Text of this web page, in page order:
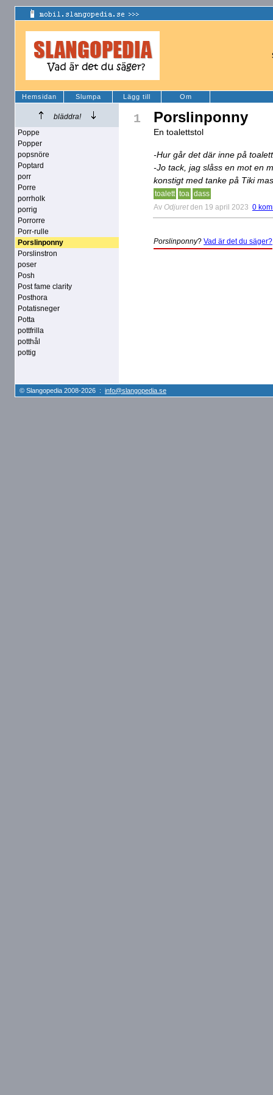
Hemsidan Slumpa Lägg till Om
bläddra!
Poppe
Popper
popsnöre
Poptard
porr
Porre
porrholk
porrig
Porrorre
Porr-rulle
Porslinponny
Porslinstron
poser
Posh
Post fame clarity
Posthora
Potatisneger
Potta
pottfrilla
potthål
pottig
1 Porslinponny
En toalettstol
-Hur går det där inne på
-Jo tack, jag slåss en mot en
konstigt med tanke på Tiki
toalett toa dass
Av Odjuret den 19 april 2023 0
Porslinponny? Vad är det du säger?
© Slangopedia 2008-2026 : info@slangopedia.se